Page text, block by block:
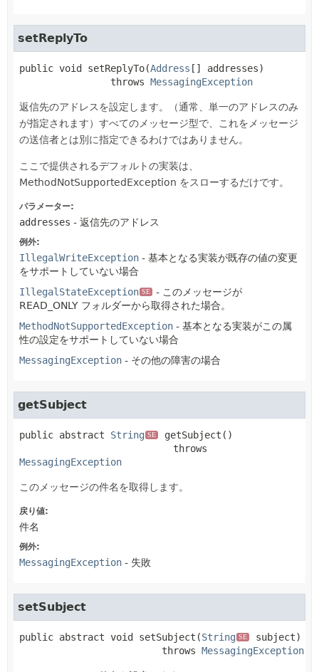
setReplyTo
public void setReplyTo(Address [] addresses)
                throws
MessagingException
返信先のアドレスを設定します。（通常、単一のアドレスのみ
が指定されます）すべてのメッセージ型で、これをメッセージ
の送信者とは別に指定できるわけではありません。
ここで提供されるデフォルトの実装は、
MethodNotSupportedException をスローするだけです。
パラメーター:
addresses - 返信先のアドレス
例外:
IllegalWriteException - 基本となる実装が既存の値の変更
をサポートしていない場合
IllegalStateException SE
- このメッセージが
READ_ONLY フォルダーから取得された場合。
MethodNotSupportedException - 基本となる実装がこの属
性の設定をサポートしていない場合
MessagingException - その他の障害の場合
getSubject
public abstract String SE getSubject ()
                           throws
MessagingException
このメッセージの件名を取得します。
戻り値:
件名
例外:
MessagingException - 失敗
setSubject
public abstract void setSubject (String SE
subject)
                         throws
MessagingException